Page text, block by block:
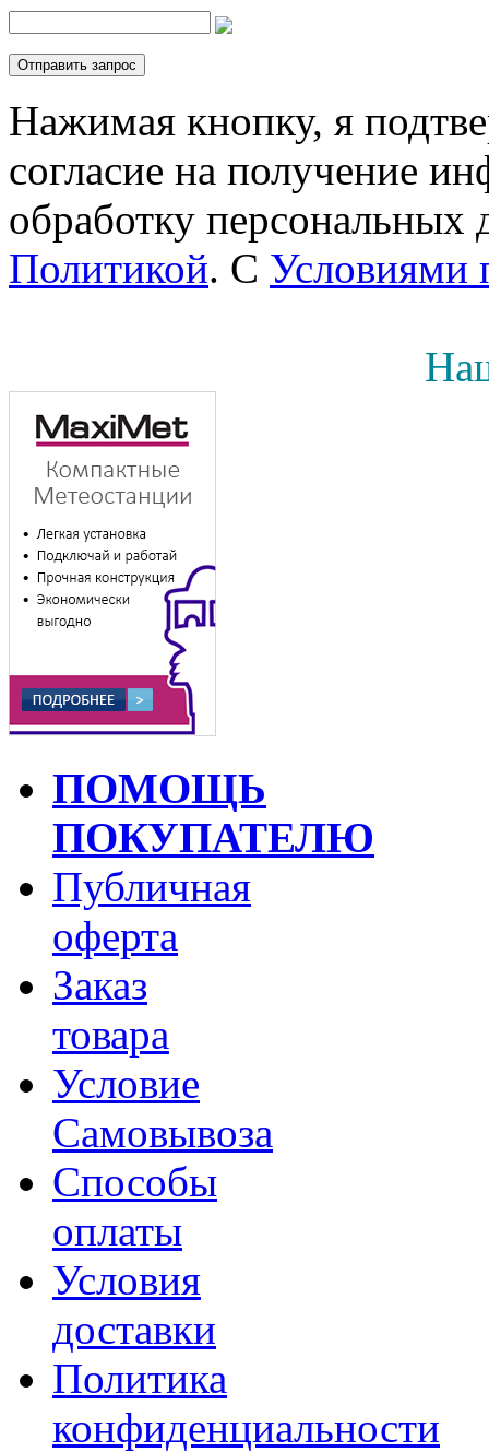
Нажимая кнопку, я
согласие на получение
обработку персональных
Политикой. С Условиями
ПОМОЩЬ
ПОКУПАТЕЛЮ
Публичная
оферта
Заказ
товара
Условие
Самовывоза
Способы
оплаты
Условия
доставки
Политика
конфиденциальности